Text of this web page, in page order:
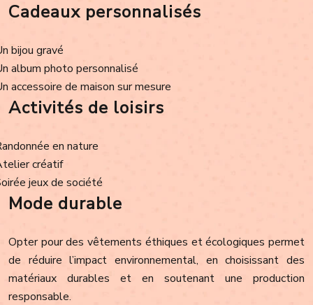
Cadeaux personnalisés
bijou gravé
album photo personnalisé
accessoire de maison sur mesure
Activités de loisirs
en nature
créatif
jeux de société
Mode durable
Opter pour des vêtements éthiques et écologiques permet
de réduire l’impact environnemental, en choisissant des
matériaux durables et en soutenant une production
responsable.